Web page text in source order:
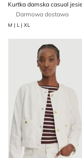
Darmowa dostawa
M | L | XL
Kurtka damska na